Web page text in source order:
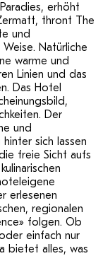
erhöht
thront The
und
Natürliche
warme und
Linien und das
Das Hotel
Der
und
sich lassen
freie Sicht aufs
erlesenen
regionalen
folgen. Ob
einfach nur
bietet alles, was